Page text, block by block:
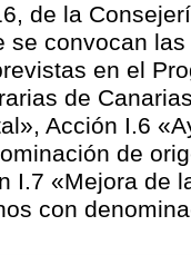
de la
se convocan
en el
de
Acción I.6
de
I.7 «Mejora de
con